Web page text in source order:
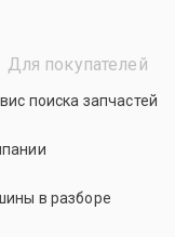
Для покупателей
поиска запчастей
в разборе